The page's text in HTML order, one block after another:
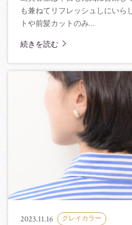
も兼ねてリフレッシュしにいら
トや前髪カットのみ…
続きを読む
2023.11.16 グレイカラー